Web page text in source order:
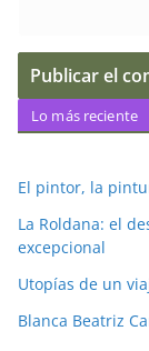
Lo más reciente
El pintor, la
La Roldana: el
excepcional
Utopías de un
Blanca Beatriz